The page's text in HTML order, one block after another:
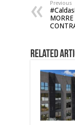
Previous
Related